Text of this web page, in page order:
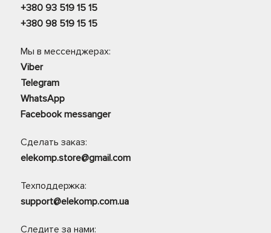
+380 93 519 15 15
+380 98 519 15 15
Мы в мессенджерах:
Viber
Telegram
WhatsApp
Facebook messanger
Сделать заказ:
elekomp.store@gmail.com
Техподдержка:
support@elekomp.com.ua
Следите за нами: